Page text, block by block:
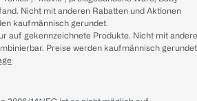
Nicht mit anderen Rabatten und Aktionen
kaufmännisch gerundet.
auf gekennzeichnete Produkte. Nicht mit
Preise werden kaufmännisch